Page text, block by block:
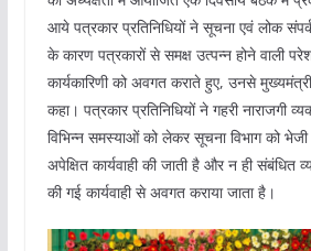
आये पत्रकार प्रतिनिधियों ने सूचना एवं लोक संपर्क
के कारण पत्रकारों से समक्ष उत्पन्न होने वाली
कार्यकारिणी को अवगत कराते हुए, उनसे
कहा। पत्रकार प्रतिनिधियों ने गहरी नाराजगी
विभिन्न समस्याओं को लेकर सूचना विभाग को
अपेक्षित कार्यवाही की जाती है और न ही संबंधित
की गई कार्यवाही से अवगत कराया जाता है।